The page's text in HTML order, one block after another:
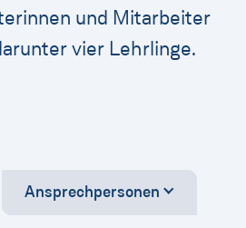
und Mitarbeiter
vier Lehrlinge.
Ansprechpersonen